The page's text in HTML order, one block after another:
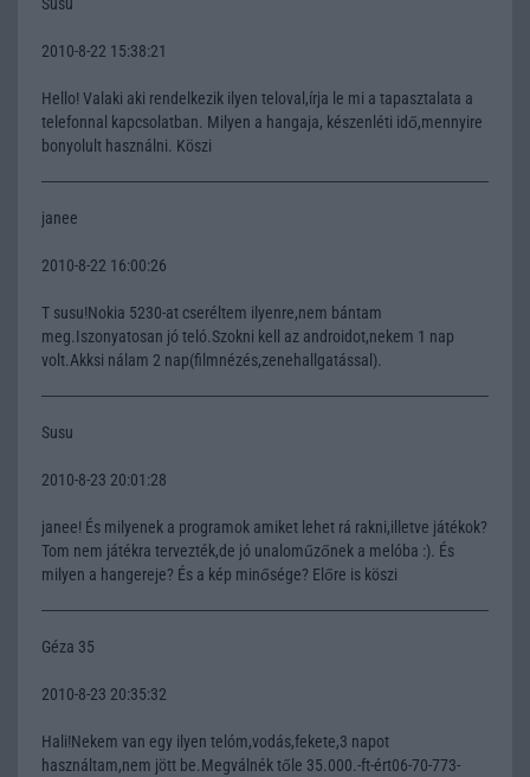
2010-8-22 15:38:21
Hello! Valaki aki rendelkezik ilyen teloval,írja le mi a tapasztalata a
telefonnal kapcsolatban. Milyen a hangaja, készenléti idő,mennyire
bonyolult használni. Köszi
janee
2010-8-22 16:00:26
T susu!Nokia 5230-at cseréltem ilyenre,nem bántam
meg.Iszonyatosan jó teló.Szokni kell az androidot,nekem 1 nap
volt.Akksi nálam 2 nap(filmnézés,zenehallgatással).
Susu
2010-8-23 20:01:28
janee! És milyenek a programok amiket lehet rá rakni,illetve játékok?
Tom nem játékra tervezték,de jó unaloműzőnek a melóba :). És
milyen a hangereje? És a kép minősége? Előre is köszi
Géza 35
2010-8-23 20:35:32
Hali!Nekem van egy ilyen telóm,vodás,fekete,3 napot
használtam,nem jött be.Megválnék tőle 35.000.-ft-ért06-70-773-